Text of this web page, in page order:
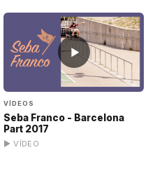
▶
VÍDEOS
Seba Franco - Barcelona
Part 2017
▶ VÍDEO